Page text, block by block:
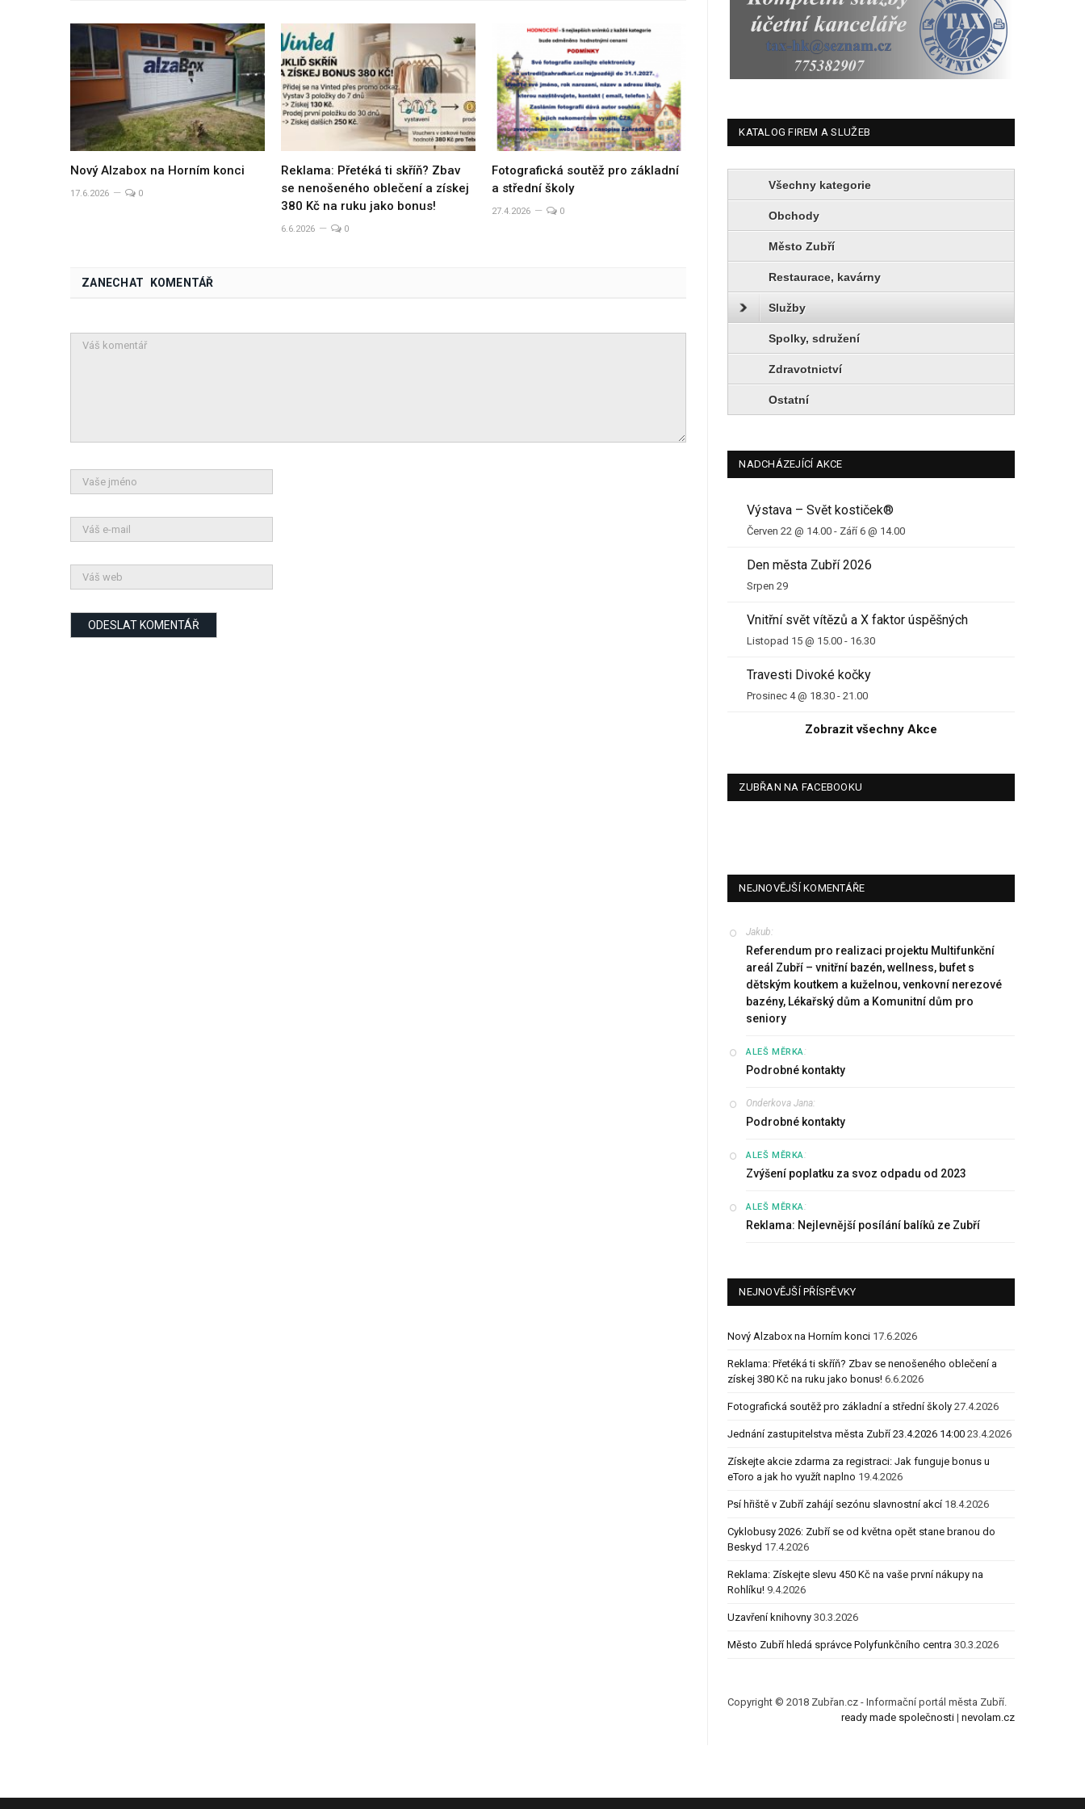
Nový Alzabox na Horním konci
17.6.2026 0
Reklama: Přetéká ti skříň? Zbav
se nenošeného oblečení a získej
380 Kč na ruku jako bonus!
6.6.2026 0
Fotografická soutěž pro základní
a střední školy
27.4.2026 0
ZANECHAT KOMENTÁŘ
KATALOG FIREM A SLUŽEB
Všechny kategorie
Obchody
Město Zubří
Restaurace, kavárny
Služby
Spolky, sdružení
Zdravotnictví
Ostatní
NADCHÁZEJÍCÍ AKCE
Výstava – Svět kostiček®
Červen 22 @ 14.00 - Září 6 @ 14.00
Den města Zubří 2026
Srpen 29
Vnitřní svět vítězů a X faktor úspěšných
Listopad 15 @ 15.00 - 16.30
Travesti Divoké kočky
Prosinec 4 @ 18.30 -21.00
Zobrazit všechny Akce
ZUBŘAN NA FACEBOOKU
NEJNOVĚJŠÍ KOMENTÁŘE
Jakub:
Referendum pro realizaci projektu Multifunkční
areál Zubří – vnitřní bazén, wellness, bufet s
dětským koutkem a kuželnou, venkovní nerezové
bazény, Lékařský dům a Komunitní dům pro
seniory
ALEŠ MĚRKA:
Podrobné kontakty
Onderkova Jana:
Podrobné kontakty
ALEŠ MĚRKA:
Zvýšení poplatku za svoz odpadu od 2023
ALEŠ MĚRKA:
Reklama: Nejlevnější posílání balíků ze Zubří
NEJNOVĚJŠÍ PŘÍSPĚVKY
Nový Alzabox na Horním konci 17.6.2026
Reklama: Přetéká ti skříň? Zbav se nenošeného oblečení a
získej 380 Kč na ruku jako bonus! 6.6.2026
Fotografická soutěž pro základní a střední školy 27.4.2026
Jednání zastupitelstva města Zubří 23.4.2026 14:00 23.4.2026
Získejte akcie zdarma za registraci: Jak funguje bonus u
eToro a jak ho využít naplno 19.4.2026
Psí hřiště v Zubří zahájí sezónu slavnostní akcí 18.4.2026
Cyklobusy 2026: Zubří se od května opět stane branou do
Beskyd 17.4.2026
Reklama: Získejte slevu 450 Kč na vaše první nákupy na
Rohlíku! 9.4.2026
Uzavření knihovny 30.3.2026
Město Zubří hledá správce Polyfunkčního centra 30.3.2026
Copyright © 2018 Zubřan.cz - Informační portál města Zubří.
ready made společnosti| nevolam.cz